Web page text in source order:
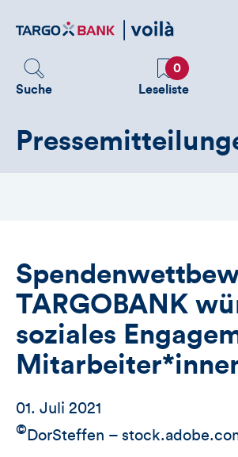
zum
Suche
Favoriten
0
Leseliste
TARGOBANK
soziales
01. Juli 2021
©DorSteffen –